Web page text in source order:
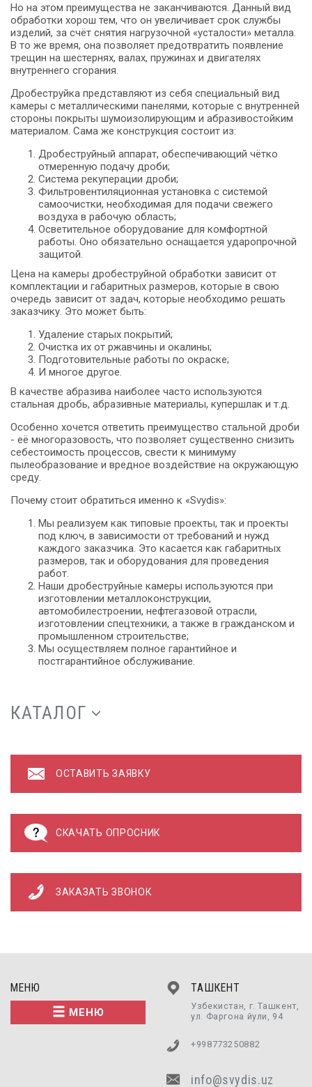
КАТАЛОГ
ОСТАВИТЬ ЗАЯВКУ
СКАЧАТЬ ОПРОСНИК
ЗАКАЗАТЬ ЗВОНОК
Но на этом преимущества не заканчиваются. Данный вид
обработки хорош тем, что он увеличивает срок службы
изделий, за счёт снятия нагрузочной «усталости» металла.
В то же время, она позволяет предотвратить появление
трещин на шестернях, валах, пружинах и двигателях
внутреннего сгорания.
Дробеструйка представляют из себя специальный вид
камеры с металлическими панелями, которые с внутренней
стороны покрыты шумоизолирующим и абразивостойким
материалом. Сама же конструкция состоит из:
Дробеструйный аппарат, обеспечивающий чётко
отмеренную подачу дроби;
Система рекуперации дроби;
Фильтровентиляционная установка с системой
самоочистки, необходимая для подачи свежего
воздуха в рабочую область;
Осветительное оборудование для комфортной
работы. Оно обязательно оснащается ударопрочной
защитой.
Цена на камеры дробеструйной обработки зависит от
комплектации и габаритных размеров, которые в свою
очередь зависит от задач, которые необходимо решать
заказчику. Это может быть:
Удаление старых покрытий;
Очистка их от ржавчины и окалины;
Подготовительные работы по окраске;
И многое другое.
В качестве абразива наиболее часто используются
стальная дробь, абразивные материалы, купершлак и т.д.
Особенно хочется ответить преимущество стальной дроби
- её многоразовость, что позволяет существенно снизить
себестоимость процессов, свести к минимуму
пылеобразование и вредное воздействие на окружающую
среду.
Почему стоит обратиться именно к «Svydis»:
Мы реализуем как типовые проекты, так и проекты
под ключ, в зависимости от требований и нужд
каждого заказчика. Это касается как габаритных
размеров, так и оборудования для проведения
работ.
Наши дробеструйные камеры используются при
изготовлении металлоконструкции,
автомобилестроении, нефтегазовой отрасли,
изготовлении спецтехники, а также в гражданском и
промышленном строительстве;
Мы осуществляем полное гарантийное и
постгарантийное обслуживание.
МЕНЮ
МЕНЮ
ТАШКЕНТ
Узбекистан, г. Ташкент,
ул. Фаргона йули, 94
+998773250882
info@svydis.uz